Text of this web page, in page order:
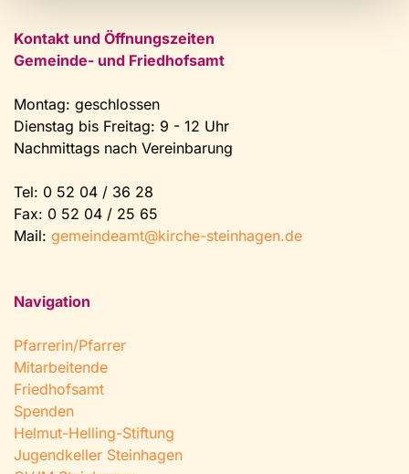
Kontakt und Öffnungszeiten
Gemeinde- und Friedhofsamt
Montag: geschlossen
Dienstag bis Freitag: 9 - 12 Uhr
Nachmittags nach Vereinbarung
Tel: 0 52 04 / 36 28
Fax: 0 52 04 / 25 65
Mail: gemeindeamt@kirche-steinhagen.de
Navigation
Pfarrerin/Pfarrer
Mitarbeitende
Friedhofsamt
Spenden
Helmut-Helling-Stiftung
Jugendkeller Steinhagen